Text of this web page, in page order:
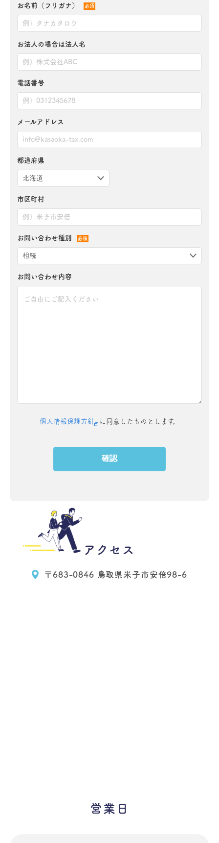
お名前（フリガナ） 必須
お法人の場合は法人名
電話番号
メールアドレス
都道府県
市区町村
お問い合わせ種別 必須
お問い合わせ内容
個人情報保護方針 に同意したものとします。
確認
アクセス
〒683-0846 鳥取県米子市安倍98-6
営業日